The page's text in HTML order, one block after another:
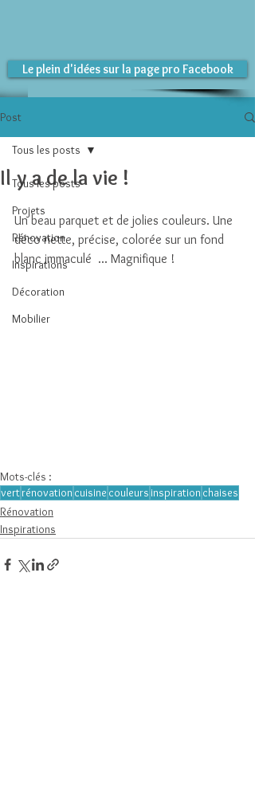
Le plein d'idées sur la page pro Facebook
Post
Tous les posts
Projets
Rénovation
Inspirations
Décoration
Mobilier
Tous les posts
Il y a de la vie !
Un beau parquet et de jolies couleurs. Une
déco nette, précise, colorée sur un fond
blanc immaculé  ... Magnifique !
Mots-clés :
vertrénovation cuisine couleurs inspiration chaises
Rénovation
Inspirations